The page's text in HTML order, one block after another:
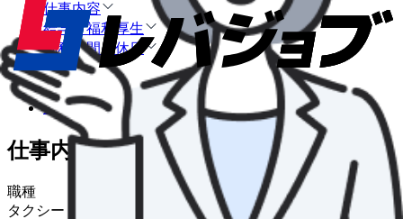
仕事内容
給与・福利厚生
勤務時間・休日
募集要項
選考
企業情報
仕事内容
職種
タクシードライバー